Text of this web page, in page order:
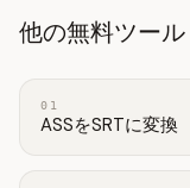
他の無料ツール
01
ASSをSRTに変換